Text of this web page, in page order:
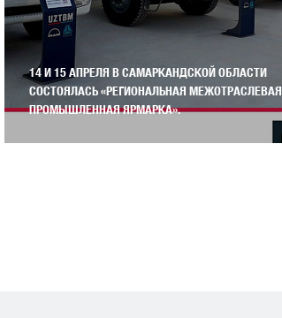
14 И 15 АПРЕЛЯ В САМАРКАНДСКОЙ ОБЛАСТИ
СОСТОЯЛАСЬ «РЕГИОНАЛЬНАЯ МЕЖОТРАСЛЕВАЯ
ПРОМЫШЛЕННАЯ ЯРМАРКА».